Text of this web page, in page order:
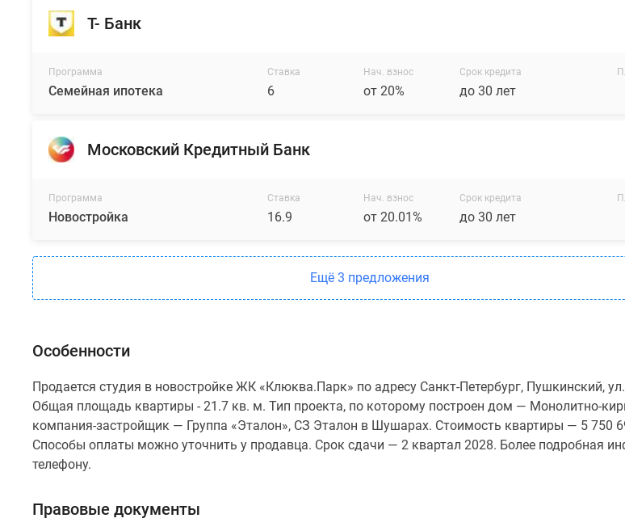
Т- Банк
Программа
Семейная ипотека
Ставка
6
Нач. взнос
от 20%
Срок кредита
до 30 лет
Московский Кредитный Банк
Программа
Новостройка
Ставка
16.9
Нач. взнос
от 20.01%
Срок кредита
до 30 лет
Ещё 3 предложения
Особенности
Продается студия в новостройке ЖК «Клюква.Парк» по адресу Санкт-Петербург, Пушкинский,
Общая площадь квартиры - 21.7 кв. м. Тип проекта, по которому построен дом — Монолитно-
компания-застройщик — Группа «Эталон», СЗ Эталон в Шушарах. Стоимость квартиры — 5 750
Способы оплаты можно уточнить у продавца. Срок сдачи — 2 квартал 2028. Более подробная
телефону.
Правовые документы